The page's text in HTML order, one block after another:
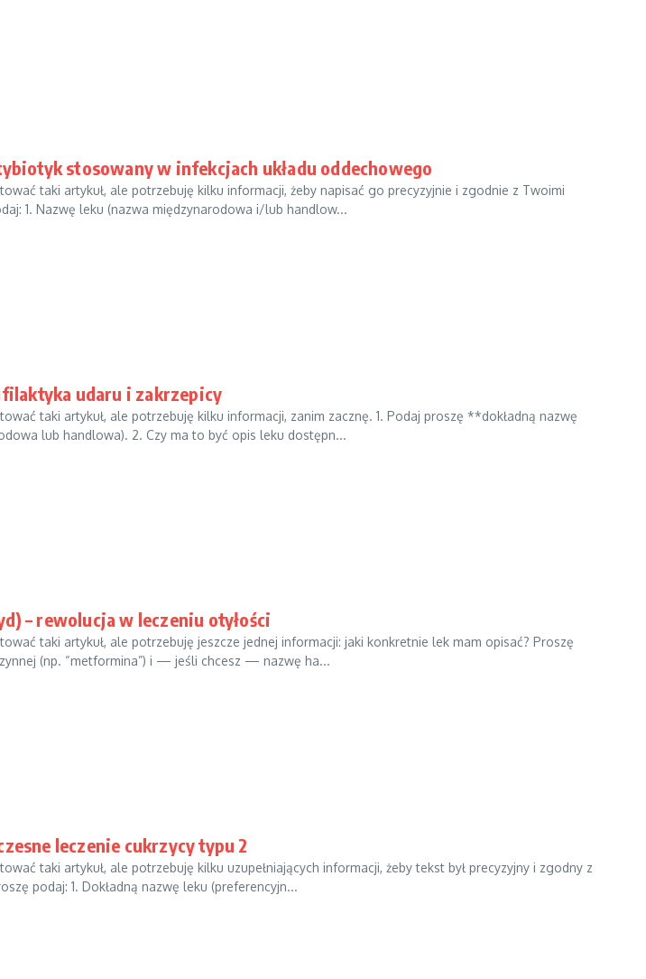
stosowany w infekcjach układu oddechowego
taki artykuł, ale potrzebuję kilku informacji, żeby napisać go precyzyjnie i zgodnie z Twoimi
1. Nazwę leku (nazwa międzynarodowa i/lub handlow...
udaru i zakrzepicy
taki artykuł, ale potrzebuję kilku informacji, zanim zacznę. 1. Podaj proszę **dokładną nazwę
lub handlowa). 2. Czy ma to być opis leku dostępn...
– rewolucja w leczeniu otyłości
taki artykuł, ale potrzebuję jeszcze jednej informacji: jaki konkretnie lek mam opisać? Proszę
(np. “metformina”) i — jeśli chcesz — nazwę ha...
leczenie cukrzycy typu 2
taki artykuł, ale potrzebuję kilku uzupełniających informacji, żeby tekst był precyzyjny i zgodny z
podaj: 1. Dokładną nazwę leku (preferencyjn...